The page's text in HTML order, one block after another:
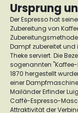
Ursprung
Der Espresso hat
Zubereitung von
Dampf zubereitet und
Theke serviert. Die
sogenannten
1870 hergestellt
einer
Mailänder Erfinder
Caffè-Espresso-
Attraktivität der